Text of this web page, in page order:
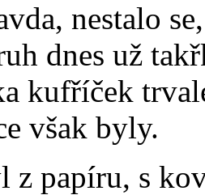
nestalo
dnes už
kufříček
však byly.
z papíru, s